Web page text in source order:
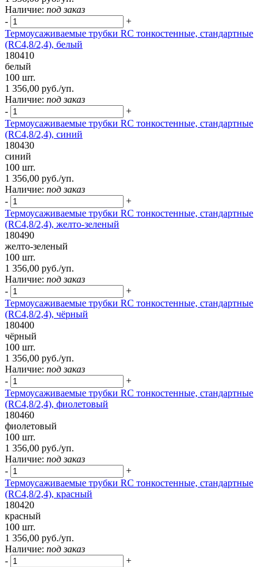
Наличие: под заказ
-
+
Термоусаживаемые трубки RC тонкостенные, стандартные
(RC4,8/2,4), белый
180410
белый
100 шт.
1 356,00 руб./уп.
Наличие: под заказ
-
+
Термоусаживаемые трубки RC тонкостенные, стандартные
(RC4,8/2,4), синий
180430
синий
100 шт.
1 356,00 руб./уп.
Наличие: под заказ
-
+
Термоусаживаемые трубки RC тонкостенные, стандартные
(RC4,8/2,4), желто-зеленый
180490
желто-зеленый
100 шт.
1 356,00 руб./уп.
Наличие: под заказ
-
+
Термоусаживаемые трубки RC тонкостенные, стандартные
(RC4,8/2,4), чёрный
180400
чёрный
100 шт.
1 356,00 руб./уп.
Наличие: под заказ
-
+
Термоусаживаемые трубки RC тонкостенные, стандартные
(RC4,8/2,4), фиолетовый
180460
фиолетовый
100 шт.
1 356,00 руб./уп.
Наличие: под заказ
-
+
Термоусаживаемые трубки RC тонкостенные, стандартные
(RC4,8/2,4), красный
180420
красный
100 шт.
1 356,00 руб./уп.
Наличие: под заказ
-
+